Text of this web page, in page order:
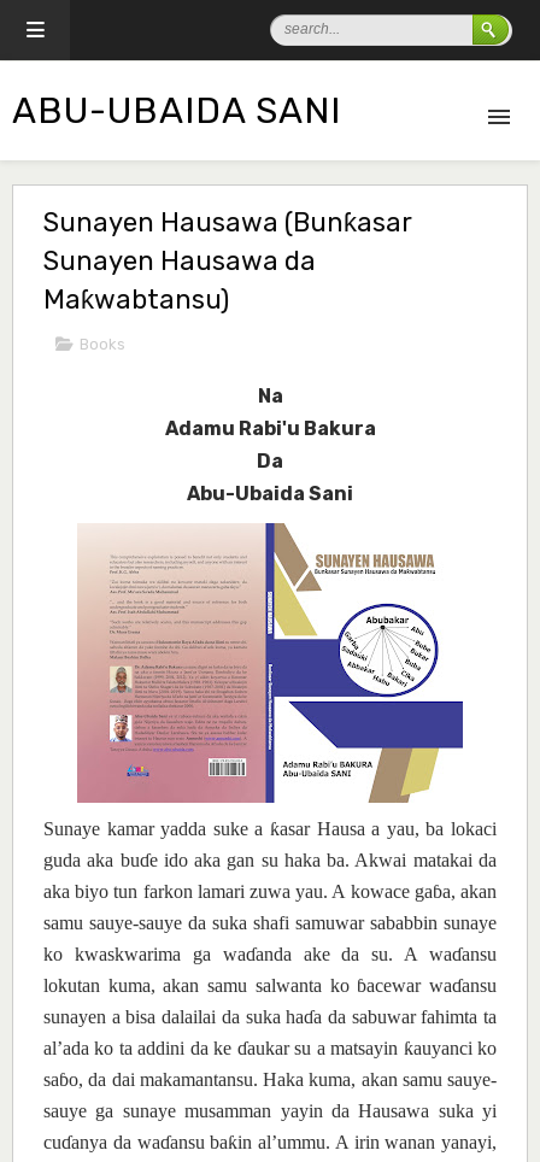
ABU-UBAIDA SANI
Sunayen Hausawa (Bunƙasar
Sunayen Hausawa da
Maƙwabtansu)
Books
Na
Adamu Rabi'u Bakura
Da
Abu-Ubaida Sani
Sunaye kamar yadda suke a ƙasar Hausa a yau, ba lokaci
guda aka buɗe ido aka gan su haka ba. Akwai matakai da
aka biyo tun farkon lamari zuwa yau. A kowace gaɓa, akan
samu sauye-sauye da suka shafi samuwar sababbin sunaye
ko kwaskwarima ga waɗanda ake da su. A waɗansu
lokutan kuma, akan samu salwanta ko ɓacewar waɗansu
sunayen a bisa dalailai da suka haɗa da sabuwar fahimta ta
al’ada ko ta addini da ke ɗaukar su a matsayin ƙauyanci ko
saɓo, da dai makamantansu. Haka kuma, akan samu sauye-
sauye ga sunaye musamman yayin da Hausawa suka yi
cuɗanya da waɗansu baƙin al’ummu. A irin wanan yanayi,